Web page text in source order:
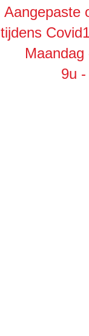
Aangepaste
tijdens
Maandag
9u